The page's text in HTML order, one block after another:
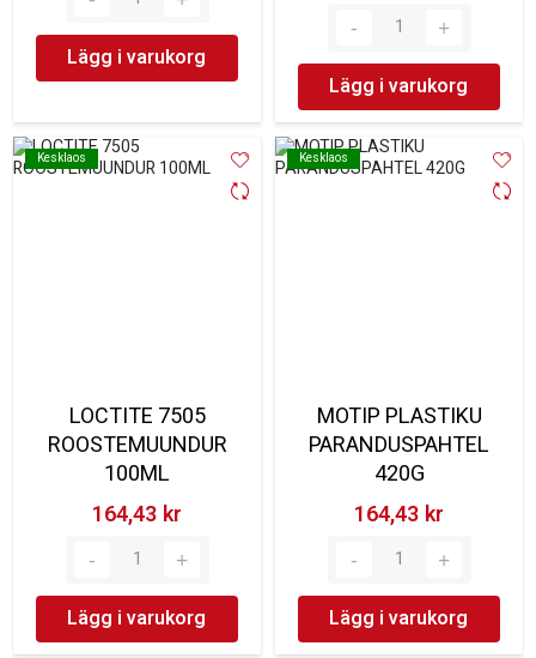
Lägg i varukorg
Lägg i varukorg
Kesklaos
Kesklaos
LOCTITE 7505
ROOSTEMUUNDUR
100ML
164,43 kr‎
Lägg i varukorg
Kesklaos
Kesklaos
MOTIP PLASTIKU
PARANDUSPAHTEL
420G
164,43 kr‎
Lägg i varukorg